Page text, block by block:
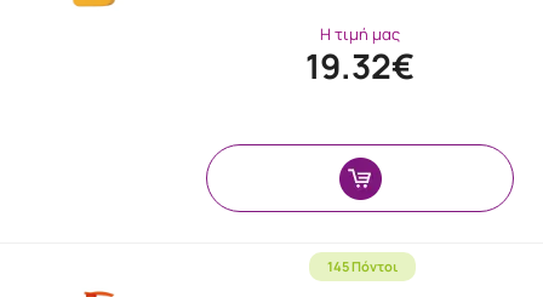
Η τιμή μας
19.32€
145 Πόντοι